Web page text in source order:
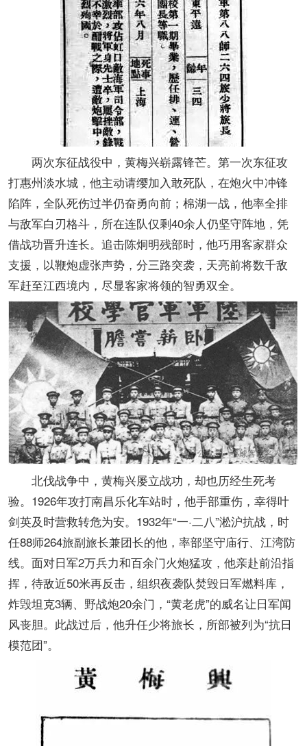
两次东征战役中，黄梅兴崭露锋芒。第一次东征攻
打惠州淡水城，他主动请缨加入敢死队，在炮火中冲锋
陷阵，全队死伤过半仍奋勇向前；棉湖一战，他率全排
与敌军白刃格斗，所在连队仅剩40余人仍坚守阵地，凭
借战功晋升连长。追击陈炯明残部时，他巧用客家群众
支援，以鞭炮虚张声势，分三路突袭，天亮前将数千敌
军赶至江西境内，尽显客家将领的智勇双全。
北伐战争中，黄梅兴屡立战功，却也历经生死考
验。1926年攻打南昌乐化车站时，他手部重伤，幸得叶
剑英及时营救转危为安。1932年“一·二八”淞沪抗战，时
任88师264旅副旅长兼团长的他，率部坚守庙行、江湾防
线。面对日军2万兵力和百余门火炮猛攻，他亲赴前沿指
挥，待敌近50米再反击，组织夜袭队焚毁日军燃料库，
炸毁坦克3辆、野战炮20余门，“黄老虎”的威名让日军闻
风丧胆。此战过后，他升任少将旅长，所部被列为“抗日
模范团”。